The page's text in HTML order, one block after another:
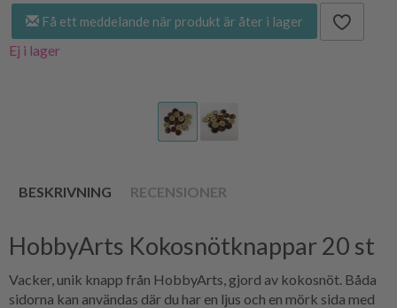
Få ett meddelande när produkt är åter i lager
Ej i lager
BESKRIVNING RECENSIONER
HobbyArts Kokosnötknappar 20 st
Vacker, unik knapp från HobbyArts, gjord av kokosnöt. Båda
sidorna kan användas där du har en ljus och en mörk sida med